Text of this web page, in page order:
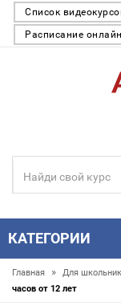
Список
Расписание
КАТЕГОРИИ
Главная » Для
часов от 12 лет